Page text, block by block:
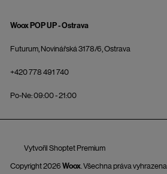
Woox POP UP - Ostrava
Futurum, Novinářská 3178/6, Ostrava
+420 778 491 740
Po-Ne: 09:00 - 21:00
Vytvořil Shoptet Premium
Copyright 2026 Woox . Všechna práva vyhrazena.